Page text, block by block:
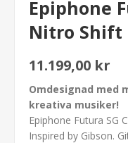
Epiphone
Nitro Shift
11.199,00 kr
Omdesignad med
kreativa musiker!
Epiphone Futura SG
Inspired by Gibson.